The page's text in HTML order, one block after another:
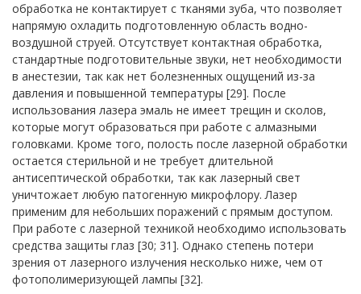
обработка не контактирует с тканями зуба, что позволяет
напрямую охладить подготовленную область водно-
воздушной струей. Отсутствует контактная обработка,
стандартные подготовительные звуки, нет необходимости
в анестезии, так как нет болезненных ощущений из-за
давления и повышенной температуры [29]. После
использования лазера эмаль не имеет трещин и сколов,
которые могут образоваться при работе с алмазными
головками. Кроме того, полость после лазерной обработки
остается стерильной и не требует длительной
антисептической обработки, так как лазерный свет
уничтожает любую патогенную микрофлору. Лазер
применим для небольших поражений с прямым доступом.
При работе с лазерной техникой необходимо использовать
средства защиты глаз [30; 31]. Однако степень потери
зрения от лазерного излучения несколько ниже, чем от
фотополимеризующей лампы [32].